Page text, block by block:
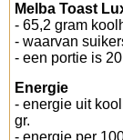
Melba Toast
- 65,2 gram
- waarvan
- een portie is
Energie
- energie uit
gr.
- energie per